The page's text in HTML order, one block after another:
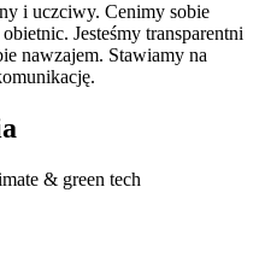
i uczciwy. Cenimy sobie
Jesteśmy transparentni
nawzajem. Stawiamy na
& green tech